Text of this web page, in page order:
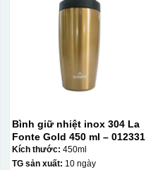
Bình giữ nhiệt inox 304 La
Fonte Gold 450 ml – 012331
Kích thước: 450ml
TG sản xuất: 10 ngày